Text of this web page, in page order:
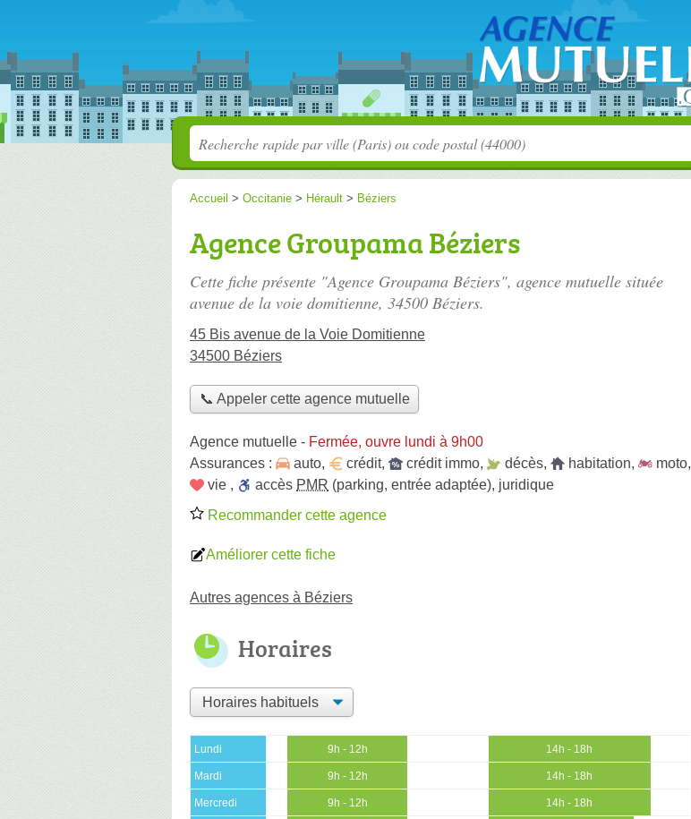
Accueil > Occitanie > Hérault > Béziers
Agence Groupama Béziers
Cette fiche présente "Agence Groupama Béziers", agence mutuelle située
avenue de la voie domitienne, 34500 Béziers.
45 Bis avenue de la Voie Domitienne
34500 Béziers
📞 Appeler cette agence mutuelle
Agence mutuelle - Fermée, ouvre lundi à 9h00
Assurances :
auto, crédit, crédit immo, décès, habitation, moto,
vie , accès PMR (parking, entrée adaptée), juridique
Recommander cette agence
Améliorer cette fiche
Autres agences à Béziers
Horaires
Lundi 9h - 12h 14h - 18h
Mardi 9h - 12h 14h - 18h
Mercredi 9h - 12h 14h - 18h